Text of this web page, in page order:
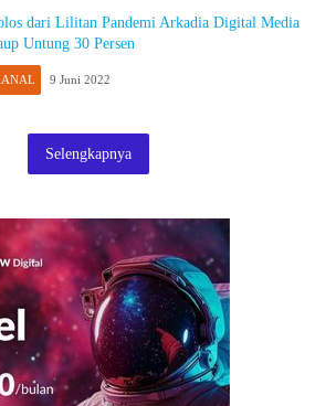
dari Lilitan Pandemi Arkadia Digital Media
Untung 30 Persen
9 Juni 2022
Selengkapnya